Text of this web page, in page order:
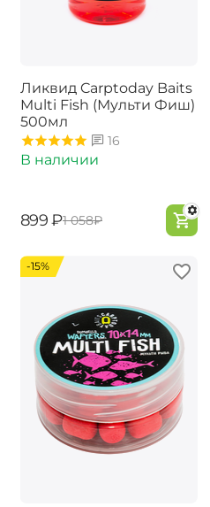
Ликвид Carptoday Baits
Multi Fish (Мульти Фиш)
500мл
16
В наличии
‍899‍ ₽‍1 058‍₽
-15%